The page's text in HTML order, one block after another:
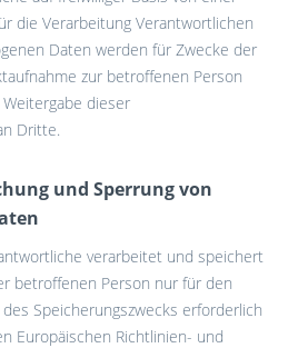
die Verarbeitung Verantwortlichen
Daten werden für Zwecke der
zur betroffenen Person
dieser
Dritte.
und Sperrung von
verarbeitet und speichert
betroffenen Person nur für den
Speicherungszwecks erforderlich
Europäischen Richtlinien- und